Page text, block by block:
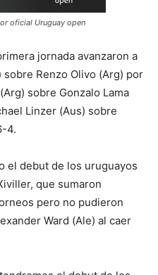
oficial Uruguay open
jornada avanzaron a
Renzo Olivo (Arg) por
sobre Gonzalo Lama
Linzer (Aus) sobre
4.
el debut de los uruguayos
que sumaron
pero no pudieron
Ward (Ale) al caer